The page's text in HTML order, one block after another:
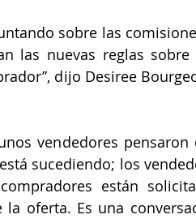
sobre las
las nuevas reglas sobre
dijo Desiree
vendedores pensaron
sucediendo; los
están
oferta. Es una